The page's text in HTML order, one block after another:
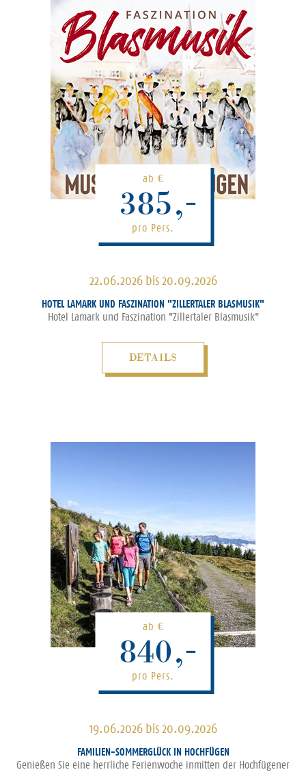
ab €
385,-
pro Pers.
22.06.2026 bis 20.09.2026
HOTEL LAMARK UND FASZINATION "ZILLERTALER BLASMUSIK"
Hotel Lamark und Faszination "Zillertaler Blasmusik"
DETAILS
ab €
840,-
pro Pers.
19.06.2026 bis 20.09.2026
FAMILIEN-SOMMERGLÜCK IN HOCHFÜGEN
Genießen Sie eine herrliche Ferienwoche inmitten der Hochfügener